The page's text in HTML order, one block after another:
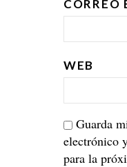
CORREO
WEB
Guarda
electrónico
para la